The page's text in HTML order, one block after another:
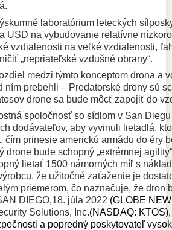
laboratórium leteckých
USD na vybudovanie relatívne
vzdialenosti na veľké vzdialenosti,
„nepriateľské vzdušné obrany“.
medzi týmto konceptom drona a
ním prebehli – Predatorské drony sú
drone sa bude môcť zapojiť do
spoločnosť so sídlom v San
dodávateľov, aby vyvinuli lietadlá,
čím prinesie americkú armádu do éry
drone bude schopný „extrémnej
lietať 1500 námorných míľ s
že užitočné zaťaženie je
priemerom, čo naznačuje, že dron
DIEGO,18. júla 2022 (GLOBE
Solutions, Inc.(NASDAQ:
a popredný poskytovateľ